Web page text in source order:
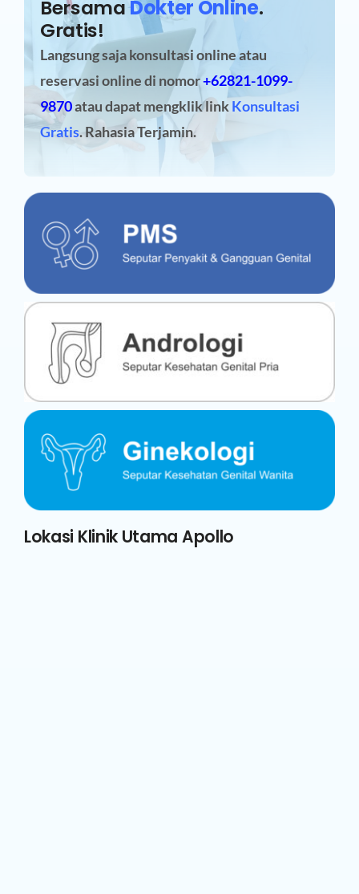
BersamaDokter Online.
Gratis!
Langsung saja konsultasi online atau
reservasi onlinedi nomor+62821-1099-
9870atau dapat mengklik linkKonsultasi
Gratis. Rahasia Terjamin.
Lokasi Klinik Utama Apollo